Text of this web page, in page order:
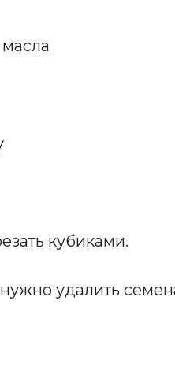
масла
кубиками.
удалить